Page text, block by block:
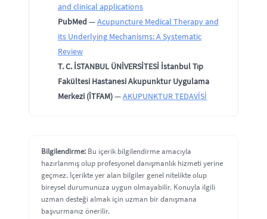
and clinical applications
PubMed—Acupuncture Medical Therapy and
its Underlying Mechanisms: A Systematic
Review
T. C. İSTANBUL ÜNİVERSİTESİ İstanbul Tıp
Fakültesi Hastanesi Akupunktur Uygulama
Merkezi (İTFAM)—AKUPUNKTUR TEDAVİSİ
Bilgilendirme: Bu içerik bilgilendirme amacıyla
hazırlanmış olup profesyonel danışmanlık hizmeti yerine
geçmez. İçerikte yer alan bilgiler genel nitelikte olup
bireysel durumunuza uygun olmayabilir. Konuyla ilgili
uzman desteği almak için uzman bir danışmana
başvurmanız önerilir.